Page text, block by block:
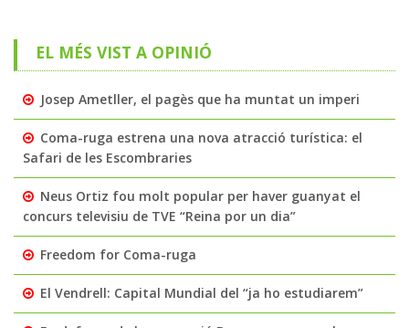
EL MÉS VIST A OPINIÓ
Josep Ametller, el pagès que ha muntat un imperi
Coma-ruga estrena una nova atracció turística: el
Safari de les Escombraries
Neus Ortiz fou molt popular per haver guanyat el
concurs televisiu de TVE “Reina por un dia”
Freedom for Coma-ruga
El Vendrell: Capital Mundial del “ja ho estudiarem”